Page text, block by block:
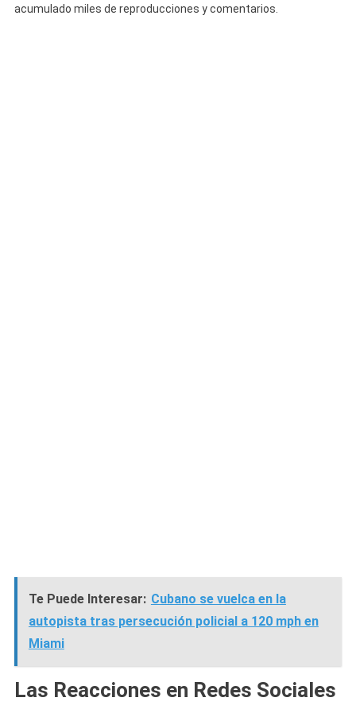
acumulado miles de reproducciones y comentarios.
Te Puede Interesar: Cubano se vuelca en la
autopista tras persecución policial a 120 mph en
Miami
Las Reacciones en Redes Sociales